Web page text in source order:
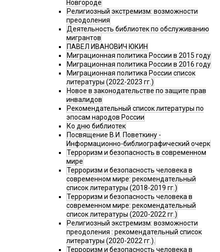
Новгороде
Религиозный экстремизм: возможности
преодоления
Деятельность библиотек по обслуживанию
мигрантов
ПАВЕЛ ИВАНОВИЧ ЮКИН
Миграционная политика России в 2015 году
Миграционная политика России в 2016 году
Миграционная политика России список
литературы (2022-2023 гг.)
Новое в законодательстве по защите прав
инвалидов
Рекомендательный список литературы по
эпосам народов России
Ко дню библиотек
Посвящение В.И. Поветкину -
Информационно-библиографический очерк
Терроризм и безопасность в современном
мире
Терроризм и безопасность человека в
современном мире: рекомендательный
список литературы (2018-2019 гг.)
Терроризм и безопасность человека в
современном мире: рекомендательный
список литературы (2020-2022 гг.)
Религиозный экстремизм: возможности
преодоления : рекомендательный список
литературы (2020-2022 гг.).
Терроризм и безопасность человека в